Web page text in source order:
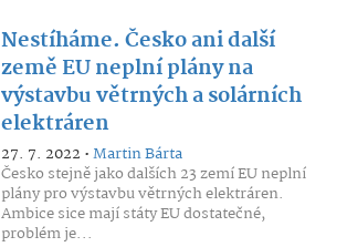
Nestíháme. Česko ani další
země EU neplní plány na
výstavbu větrných a solárních
elektráren
27. 7. 2022 •Martin Bárta
Česko stejně jako dalších 23 zemí EU neplní
plány pro výstavbu větrných elektráren.
Ambice sice mají státy EU dostatečné,
problém je...